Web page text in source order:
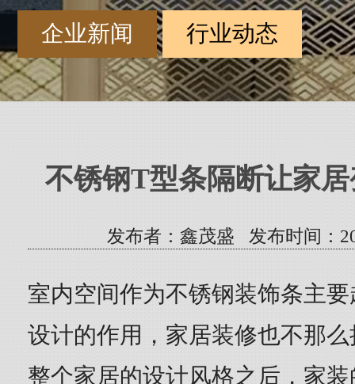
企业新闻 行业动态
不锈钢T型条隔断让家
发布者：鑫茂盛 发布时间：
室内空间作为不锈钢装饰条主
设计的作用，家居装修也不那
整个家居的设计风格之后，家